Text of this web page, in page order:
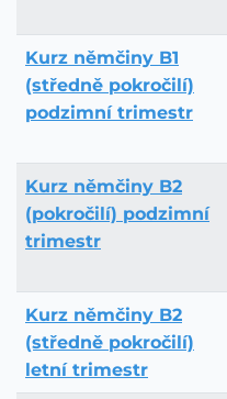
Kurz němčiny B1
(středně pokročilí)
podzimní trimestr
Kurz němčiny B2
(pokročilí) podzimní
trimestr
Kurz němčiny B2
(středně pokročilí)
letní trimestr